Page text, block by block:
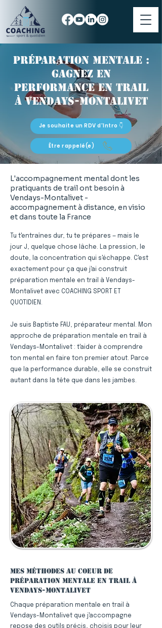
Préparation mentale :
gagnez en
performance en trail
à Vendays-Montalivet
Je souhaite un RDV d'Intro 👇
Être rappelé(e)
L'accompagnement mental dont les
pratiquants de trail ont besoin à
Vendays-Montalivet -
accompagnement à distance, en visio
et dans toute la France
Tu t'entraînes dur, tu te prépares — mais le
jour J, quelque chose lâche. La pression, le
doute, la concentration qui s'échappe. C'est
exactement pour ça que j'ai construit
préparation mentale en trail à Vendays-
Montalivet avec COACHING SPORT ET
QUOTIDIEN.
Je suis Baptiste FAU, préparateur mental. Mon
approche de préparation mentale en trail à
Vendays-Montalivet : t'aider à comprendre
ton mental en faire ton premier atout. Parce
que la performance durable, elle se construit
autant dans la tête que dans les jambes.
Mes méthodes au coeur de
préparation mentale en trail à
Vendays-Montalivet
Chaque préparation mentale en trail à
Vendays-Montalivet que j'accompagne
repose des outils précis, choisis pour leur